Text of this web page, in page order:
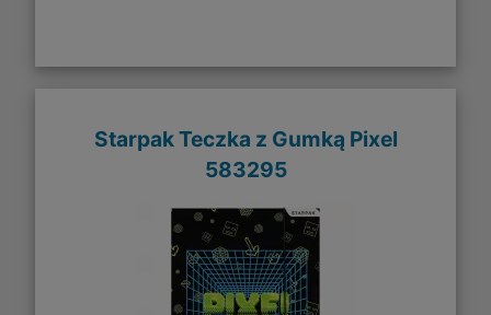
Starpak Teczka z Gumką Pixel
583295